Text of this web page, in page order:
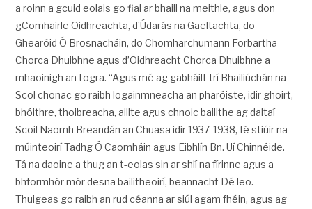
a roinn a gcuid eolais go fial ar bhaill na meithle, agus don
gComhairle Oidhreachta, d’Údarás na Gaeltachta, do
Ghearóid Ó Brosnacháin, do Chomharchumann Forbartha
Chorca Dhuibhne agus d’Oidhreacht Chorca Dhuibhne a
mhaoinigh an togra. “Agus mé ag gabháilt trí Bhailiúchán na
Scol chonac go raibh logainmneacha an pharóiste, idir ghoirt,
bhóithre, thoibreacha, aillte agus chnoic bailithe ag daltaí
Scoil Naomh Breandán an Chuasa idir 1937-1938, fé stiúir na
múinteoirí Tadhg Ó Caomháin agus Eibhlín Bn. Uí Chinnéide.
Tá na daoine a thug an t-eolas sin ar shlí na fírinne agus a
bhformhór mór desna bailitheoirí, beannacht Dé leo.
Thuigeas go raibh an rud céanna ar siúl agam fhéin, agus ag